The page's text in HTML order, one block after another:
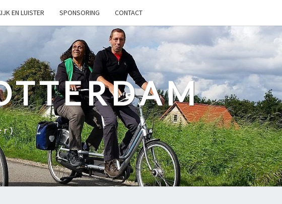
EN LUISTER SPONSORING CONTACT